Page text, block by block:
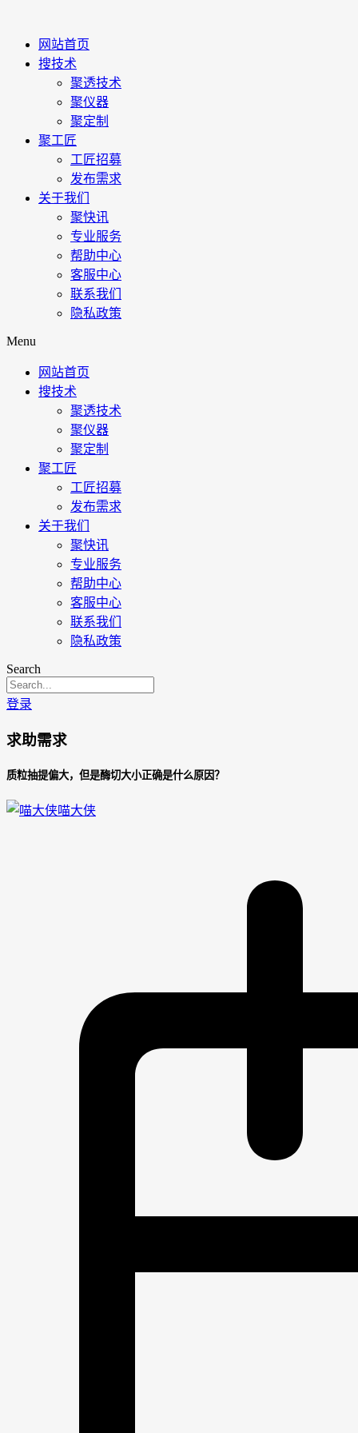
网站首页
搜技术
聚透技术
聚仪器
聚定制
聚工匠
工匠招募
发布需求
关于我们
聚快讯
专业服务
帮助中心
客服中心
联系我们
隐私政策
Menu
网站首页
搜技术
聚透技术
聚仪器
聚定制
聚工匠
工匠招募
发布需求
关于我们
聚快讯
专业服务
帮助中心
客服中心
联系我们
隐私政策
Search
登录
求助需求
质粒抽提偏大，但是酶切大小正确是什么原因？
喵大侠